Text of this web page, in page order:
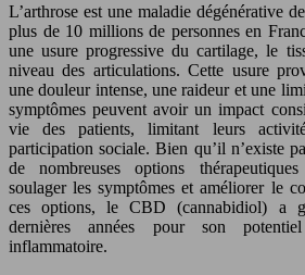
L’arthrose est une maladie dégénérative
plus de 10 millions de personnes en
une usure progressive du cartilage, le
niveau des articulations. Cette usure
une douleur intense, une raideur et une
symptômes peuvent avoir un impact
vie des patients, limitant leurs
participation sociale. Bien qu’il n’existe
de nombreuses options
soulager les symptômes et améliorer le
ces options, le CBD (cannabidiol) a
dernières années pour son
inflammatoire.